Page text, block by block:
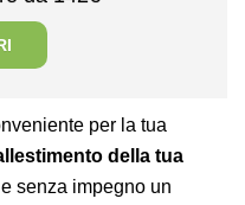
per la tua
della tua
senza impegno un